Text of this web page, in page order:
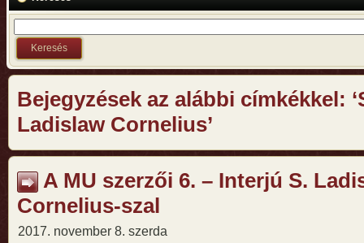
Bejegyzések az alábbi címkékkel:
Ladislaw Cornelius’
A MU szerzői 6. – Interjú S.
Cornelius-szal
2017. november 8. szerda